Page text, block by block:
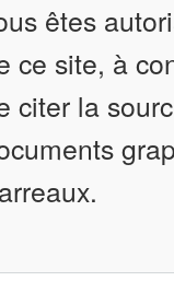
êtes
ce site, à
citer la